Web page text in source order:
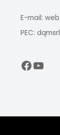
E-mail:
PEC: